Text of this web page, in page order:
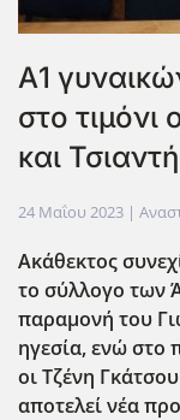
Α1
στο τιμόνι
και
24 Μαΐου 2023 |
Ακάθεκτος
το σύλλογο των
παραμονή του
ηγεσία, ενώ στο
οι Τζένη
αποτελεί νέα